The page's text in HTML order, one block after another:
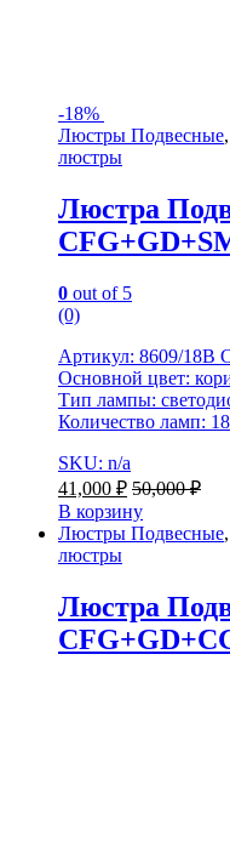
-18%
Люстры Подвесные,
люстры
Люстра
0 out of 5
(0)
Артикул: 8609/18B
Основной цвет:
Тип лампы:
Количество ламп: 18
SKU: n/a
41,000 ₽ 50,000₽
В корзину
Люстры Подвесные,
люстры
Люстра